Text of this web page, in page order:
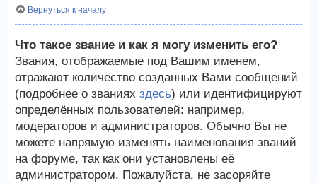
Вернуться к началу
Что такое звание и как я могу изменить его?
Звания, отображаемые под Вашим именем,
отражают количество созданных Вами сообщений
(подробнее о званиях здесь) или идентифицируют
определённых пользователей: например,
модераторов и администраторов. Обычно Вы не
можете напрямую изменять наименования званий
на форуме, так как они установлены её
администратором. Пожалуйста, не засоряйте